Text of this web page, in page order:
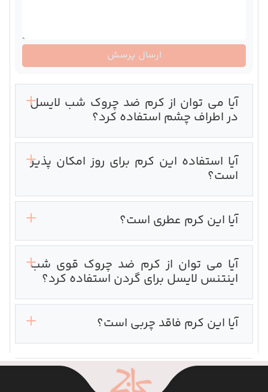
آیا می توان از کرم ضد چروک شب لایسل
در اطراف چشم استفاده کرد؟
آیا استفاده این کرم برای روز امکان پذیر
است؟
آیا این کرم عطری است؟
آیا می توان از کرم ضد چروک قوی شب
اینتنس لایسل برای گردن استفاده کرد؟
آیا این کرم فاقد چربی است؟
ارسال پرسش